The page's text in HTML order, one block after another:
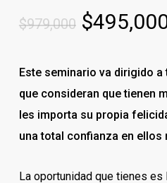
$979,000 Original
was:
$
Este seminario va dirigido
que consideran que tienen
les importa su propia
una total confianza en ellos
La oportunidad que tienes